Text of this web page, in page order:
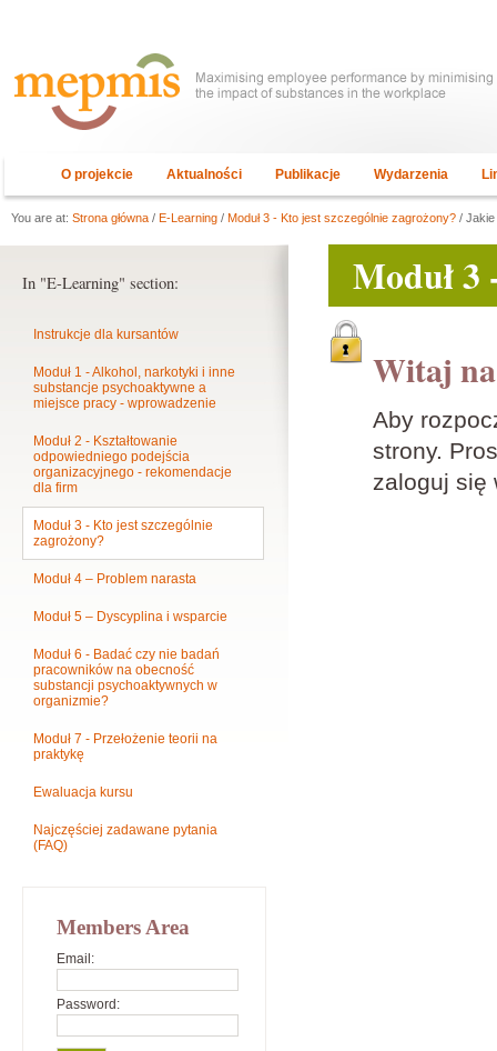
O projekcie Aktualności Publikacje Wydarzenia
You are at: Strona główna / E-Learning / Moduł 3 - Kto jest szczególnie zagrożony? /
Moduł 3
Witaj
Aby
strony.
zaloguj się
In "E-Learning" section:
Instrukcje dla kursantów
Moduł 1 - Alkohol, narkotyki i inne
substancje psychoaktywne a
miejsce pracy - wprowadzenie
Moduł 2 - Kształtowanie
odpowiedniego podejścia
organizacyjnego - rekomendacje
dla firm
Moduł 3 - Kto jest szczególnie
zagrożony?
Moduł 4 – Problem narasta
Moduł 5 – Dyscyplina i wsparcie
Moduł 6 - Badać czy nie badań
pracowników na obecność
substancji psychoaktywnych w
organizmie?
Moduł 7 - Przełożenie teorii na
praktykę
Ewaluacja kursu
Najczęściej zadawane pytania
(FAQ)
Members Area
Email:
Password: